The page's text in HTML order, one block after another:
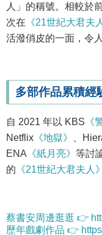
人」的稱號。相較於
次在 《21世紀大君夫
活潑俏皮的一面，令
多部作品累積經
自 2021 年以 KBS 《
Netflix 《地獄》 、
ENA 《紙月亮》 等討
的 《21世紀大君夫人》
蔡書安周邊逛逛 👉
歷年戲劇作品 👉